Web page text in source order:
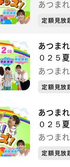
あつま
定額見放
あつま
０２５
あつま
定額見放
あつま
０２５
あつま
定額見放